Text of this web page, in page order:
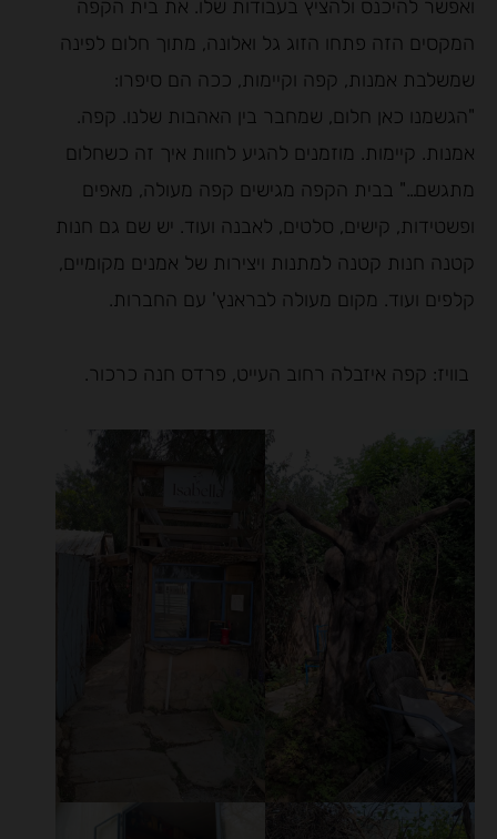
ואפשר להיכנס ולהציץ בעבודות שלו. את בית הקפה
המקסים הזה פתחו הזוג גל ואלונה, מתוך חלום לפינה
שמשלבת אמנות, קפה וקיימות, ככה הם סיפרו:
"הגשמנו כאן חלום, שמחבר בין האהבות שלנו. קפה.
אמנות. קיימות. מוזמנים להגיע לחוות איך זה כשחלום
מתגשם…" בבית הקפה מגישים קפה מעולה, מאפים
ופשטידות, קישים, סלטים, לאבנה ועוד. יש שם גם חנות
קטנה חנות קטנה למתנות ויצירות של אמנים מקומיים,
קלפים ועוד. מקום מעולה לבראנץ' עם החברות.
בוויז: קפה איזבלה רחוב העייט, פרדס חנה כרכור.